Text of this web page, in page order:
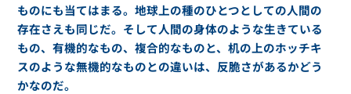
ものにも当てはまる。地球上の種のひとつとしての人間の
存在さえも同じだ。そして人間の身体のような生きている
もの、有機的なもの、複合的なものと、机の上のホッチキ
スのような無機的なものとの違いは、反脆さがあるかどう
かなのだ。